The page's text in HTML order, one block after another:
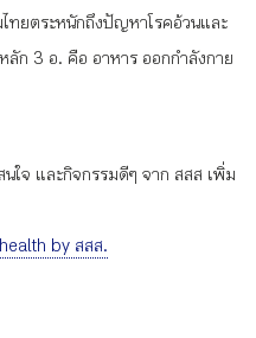
ทยตระหนักถึงปัญหาโรคอ้วนและ
ลัก 3 อ. คือ อาหาร ออกกำลังกาย
จ และกิจกรรมดีๆ จาก สสส เพิ่ม
by สสส.